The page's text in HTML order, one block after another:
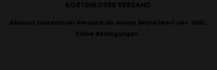
KOSTENLOSER VERSAND
Absolut kostenloser Versand ab einem Bestellwert von 100€.
Siehe Bedingungen.